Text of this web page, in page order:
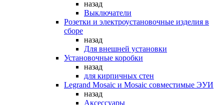
назад
Выключатели
Розетки и электроустановочные изделия в
сборе
назад
Для внешней установки
Установочные коробки
назад
для кирпичных стен
Legrand Mosaic и Mosaic совместимые ЭУИ
назад
Аксессуары